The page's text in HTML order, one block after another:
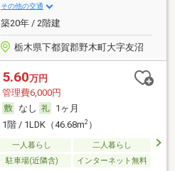
その他の交通
築20年 / 2階建
栃木県下都賀郡野木町大字友沼
5.60万円
管理費6,000円
なし
1ヶ月
1階 / 1LDK（46.68m2）
一人暮らし
二人暮らし
駐車場(近隣含) インターネット無料